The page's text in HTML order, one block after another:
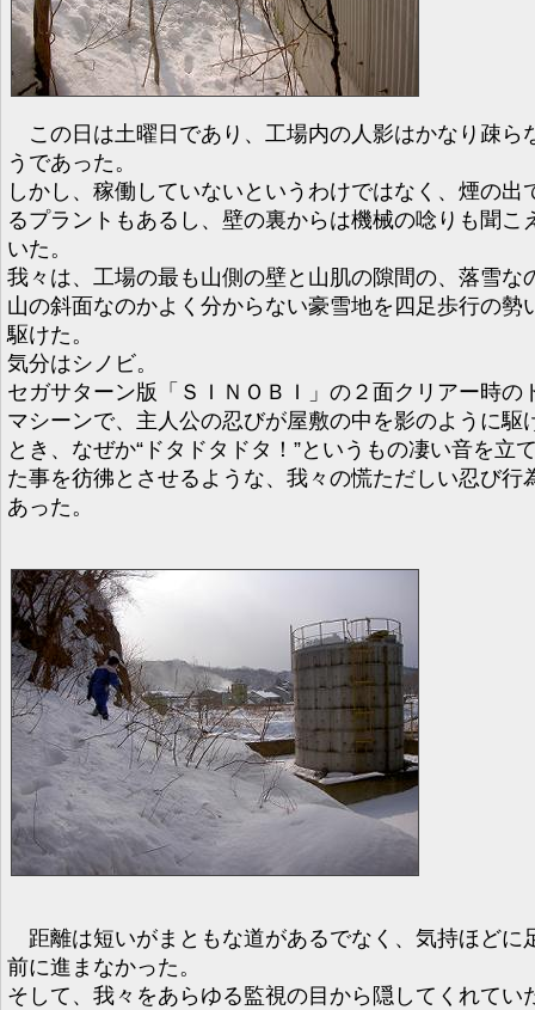
この日は土曜日であり、工場内の人影はかなり疎ら
うであった。
しかし、稼働していないというわけではなく、煙の出
るプラントもあるし、壁の裏からは機械の唸りも聞こ
いた。
我々は、工場の最も山側の壁と山肌の隙間の、落雪な
山の斜面なのかよく分からない豪雪地を四足歩行の勢
駆けた。
気分はシノビ。
セガサターン版「ＳＩＮＯＢＩ」の２面クリアー時の
マシーンで、主人公の忍びが屋敷の中を影のように駆
とき、なぜか“ドタドタドタ！”というもの凄い音を立
た事を彷彿とさせるような、我々の慌ただしい忍び行
あった。
距離は短いがまともな道があるでなく、気持ほどに
前に進まなかった。
そして、我々をあらゆる監視の目から隠してくれてい